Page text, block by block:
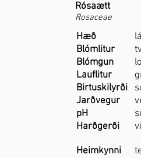
Rósaætt
Rosaceae
Hæð
Blómlitur
Blómgun
Lauflitur
Birtuskilyrði
Jarðvegur
pH
Harðgerði
Heimkynni